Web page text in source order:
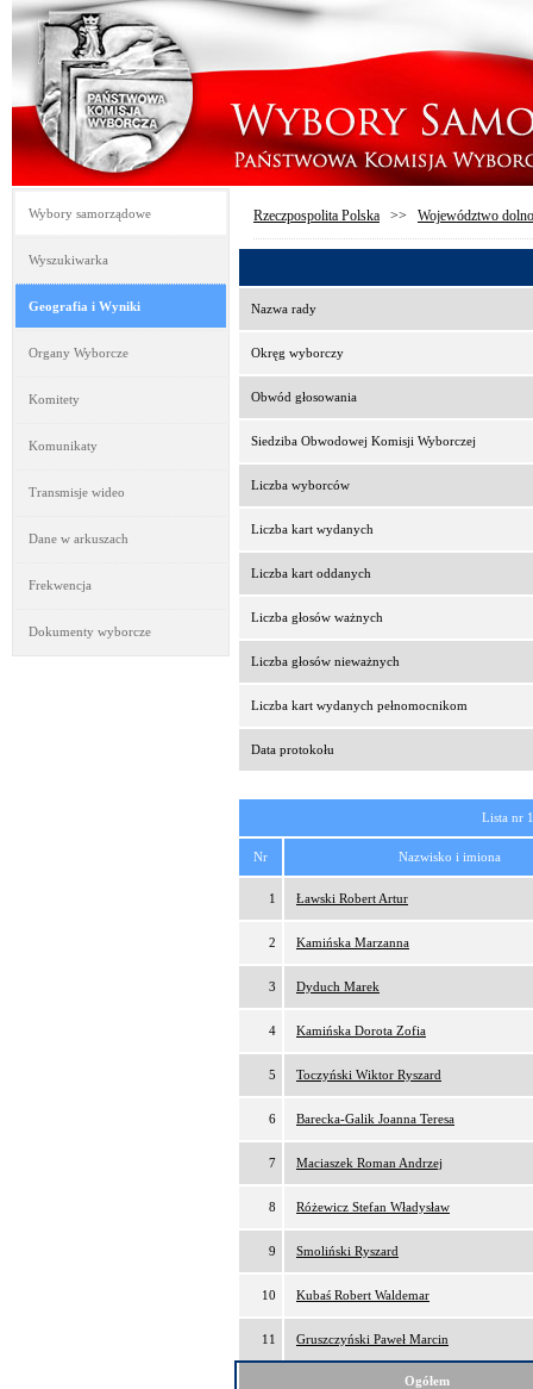
Wybory samorządowe
Wyszukiwarka
Geografia i Wyniki
Organy Wyborcze
Komitety
Komunikaty
Transmisje wideo
Dane w arkuszach
Frekwencja
Dokumenty wyborcze
Rzeczpospolita Polska >> Województwo
Nazwa rady
Okręg wyborczy
Obwód głosowania
Siedziba Obwodowej Komisji Wyborczej
Liczba wyborców
Liczba kart wydanych
Liczba kart oddanych
Liczba głosów ważnych
Liczba głosów nieważnych
Liczba kart wydanych pełnomocnikom
Data protokołu
Lista nr
Nr Nazwisko i imiona
1 Ławski Robert Artur
2 Kamińska Marzanna
3 Dyduch Marek
4 Kamińska Dorota Zofia
5 Toczyński Wiktor Ryszard
6 Barecka-Galik Joanna Teresa
7 Maciaszek Roman Andrzej
8 Różewicz Stefan Władysław
9 Smoliński Ryszard
10 Kubaś Robert Waldemar
11 Gruszczyński Paweł Marcin
Ogółem